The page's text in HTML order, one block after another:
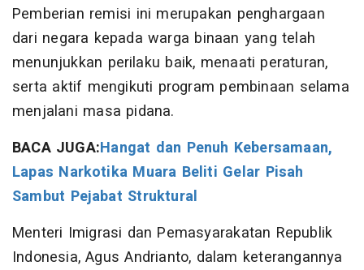
Pemberian remisi ini merupakan penghargaan
dari negara kepada warga binaan yang telah
menunjukkan perilaku baik, menaati peraturan,
serta aktif mengikuti program pembinaan selama
menjalani masa pidana.
BACA JUGA:Hangat dan Penuh Kebersamaan,
Lapas Narkotika Muara Beliti Gelar Pisah
Sambut Pejabat Struktural
Menteri Imigrasi dan Pemasyarakatan Republik
Indonesia, Agus Andrianto, dalam keterangannya